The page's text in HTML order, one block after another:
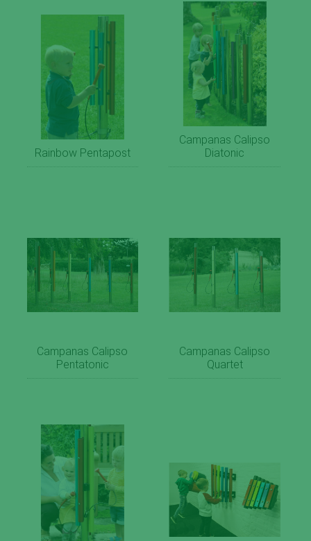
Rainbow Pentapost
Campanas Calipso
Diatonic
Campanas Calipso
Pentatonic
Campanas Calipso
Quartet